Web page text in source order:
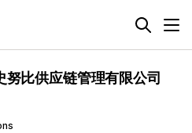
比供应链管理有限公司